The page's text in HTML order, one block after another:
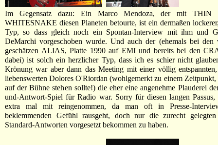
Im Gegensatz dazu: Ein Marco Mendoza, der mit THIN
WHITESNAKE diesen Planeten betourte, ist ein dermaßen
Typ, so dass gleich noch ein Spontan-Interview mit ihm und
DeMarchi vorgeschoben wurde. Und auch der (ehemals bei den
geschätzen ALIAS, Platte 1990 auf EMI und bereits bei den
dabei) ist solch ein herzlicher Typ, dass ich es schier nicht
Krönung war aber dann das Meeting mit einer völlig
liebenswerten Dolores O'Riordan (wohlgemerkt zu einem Zeitpunkt,
auf der Bühne stehen sollte!) die eher eine angenehme Plauderei
und-Antwort-Spiel für Radio war. Sorry für diesen langen Passus,
extra mal mit reingenommen, da man oft in Presse-
beklemmenden Gefühl rausgeht, doch nur die zurecht gelegten
Standard-Antworten vorgesetzt bekommen zu haben.